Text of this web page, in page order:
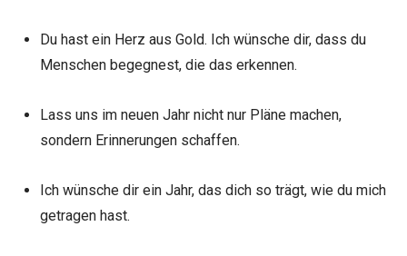
Du hast ein Herz aus Gold. Ich wünsche dir, dass du
Menschen begegnest, die das erkennen.
Lass uns im neuen Jahr nicht nur Pläne machen,
sondern Erinnerungen schaffen.
Ich wünsche dir ein Jahr, das dich so trägt, wie du mich
getragen hast.